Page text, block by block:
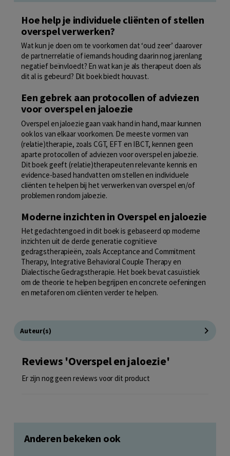
Hoe help je individuele cliënten of stellen
overspel verwerken?
Wat kun je doen om te voorkomen dat ‘oud zeer’ daarover
de partnerrelatie of iemands houding daarin nog jarenlang
negatief beïnvloedt? En wat kan je als therapeut doen als
dit al is gebeurd? Dit boek biedt houvast.
Een gebrek aan protocollen of adviezen
voor overspel en jaloezie
Overspel en jaloezie gaan vaak hand in hand, maar kunnen
ook los van elkaar voorkomen. De meeste vormen van
(relatie)therapie, zoals CGT, EFT en IBCT, kennen geen
aparte protocollen of adviezen voor overspel en jaloezie.
Dit boek geeft (relatie)therapeuten relevante kennis en
evidence-based handvatten om stellen en individuele
cliënten te helpen bij het verwerken van overspel en/of
problemen rondom jaloezie.
Moderne inzichten in Overspel en jaloezie
Het gedachtengoed in dit boek is gebaseerd op moderne
inzichten uit de derde generatie cognitieve
gedragstherapieën, zoals Acceptance and Commitment
Therapy, Integrative Behavioral Couple Therapy en
Dialectische Gedragstherapie. Het boek bevat casuïstiek
om de theorie te helpen begrijpen en concrete oefeningen
en metaforen om cliënten verder te helpen.
Auteur(s)
Reviews 'Overspel en jaloezie'
Er zijn nog geen reviews voor dit product
Anderen bekeken ook